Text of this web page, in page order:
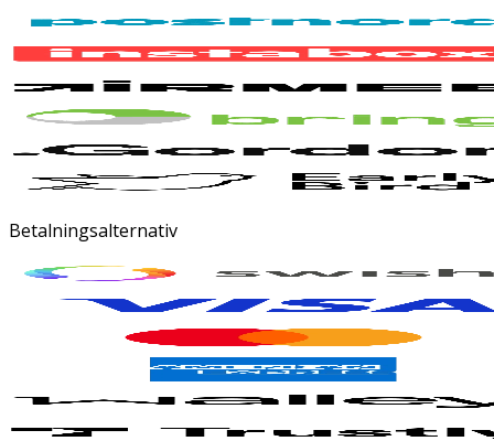
Betalningsalternativ